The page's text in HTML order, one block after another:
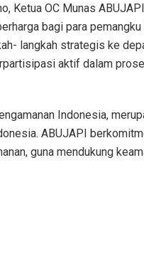
Ketua OC Munas
bagi para
langkah strategis ke
aktif dalam
Indonesia,
ABUJAPI
guna mendukung